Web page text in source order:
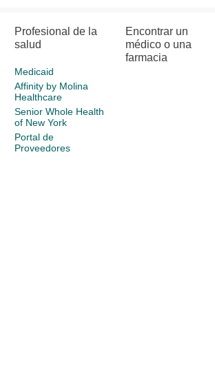
Profesional de la
salud
Medicaid
Affinity by Molina
Healthcare
Senior Whole Health
of New York
Portal de
Proveedores
Encontrar un
médico o una
farmacia